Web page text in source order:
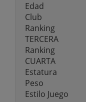
Edad
Club
Ranking
TERCERA
Ranking
CUARTA
Estatura
Peso
Estilo Juego